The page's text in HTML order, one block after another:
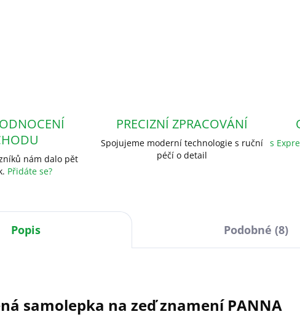
nám dalo pět
Přidáte se?
PRECIZNÍ ZPRACOVÁNÍ
Spojujeme moderní technologie s ruční
péčí o detail
s
Popis Podobné (8)
samolepka na zeď znamení PANNA